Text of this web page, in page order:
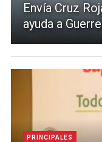
Envía Cruz
ayuda a
PRINCIPALES